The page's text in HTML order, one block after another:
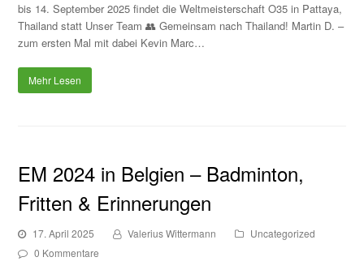
bis 14. September 2025 findet die Weltmeisterschaft O35 in Pattaya,
Thailand statt Unser Team 👥 Gemeinsam nach Thailand! Martin D. –
zum ersten Mal mit dabei Kevin Marc…
Mehr Lesen
EM 2024 in Belgien – Badminton,
Fritten & Erinnerungen
17. April 2025 Valerius Wittermann
Uncategorized
0 Kommentare